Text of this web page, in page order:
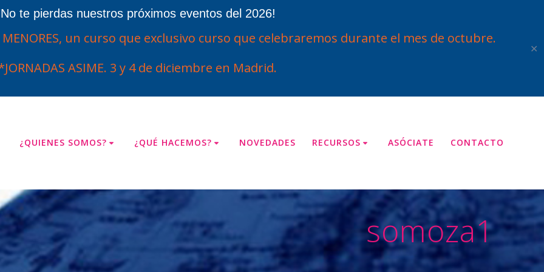
te pierdas nuestros próximos eventos del 2026!
MENORES, un curso que exclusivo curso que celebraremos durante el mes de octubre.
ASIME. 3 y 4 de diciembre en Madrid.
✕
¿QUIENES SOMOS? ¿QUÉ HACEMOS? NOVEDADES RECURSOS ASÓCIATE CONTACTO
somoza1